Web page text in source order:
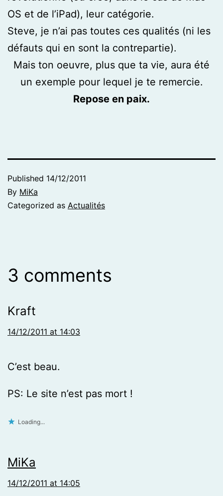
OS et de l’iPad), leur catégorie.
Steve, je n’ai pas toutes ces qualités (ni les
défauts qui en sont la contrepartie).
Mais ton oeuvre, plus que ta vie, aura été
un exemple pour lequel je te remercie.
Repose en paix.
Published 14/12/2011
By MiKa
Categorized as Actualités
3 comments
Kraft
14/12/2011 at 14:03
C’est beau.
PS: Le site n’est pas mort !
Loading...
MiKa
14/12/2011 at 14:05